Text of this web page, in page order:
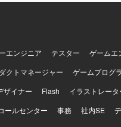
エンジニア テスター ゲームエ
クトマネージャー ゲームプログ
ザイナー Flash イラストレータ
ールセンター 事務 社内SE